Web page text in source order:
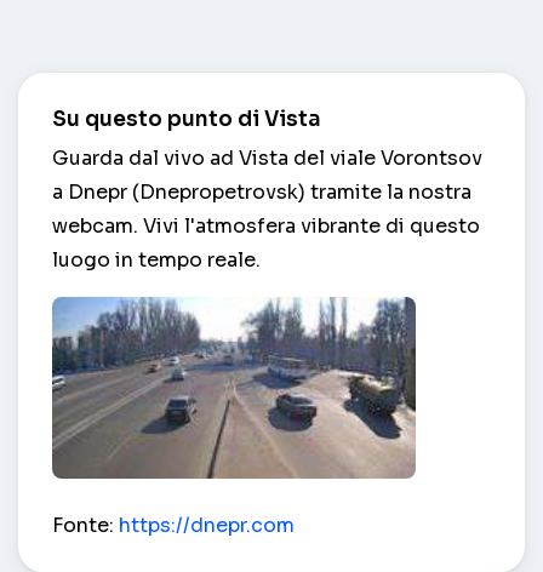
Su questo punto di Vista
Guarda dal vivo ad Vista del viale Vorontsov
a Dnepr (Dnepropetrovsk) tramite la nostra
webcam. Vivi l'atmosfera vibrante di questo
luogo in tempo reale.
Fonte: https://dnepr.com